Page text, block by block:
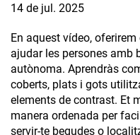
14 de jul. 2025
En aquest vídeo,
ajudar les persones amb
autònoma. Aprendràs
coberts, plats i gots
elements de contrast. Et
manera ordenada per
servir-te begudes o